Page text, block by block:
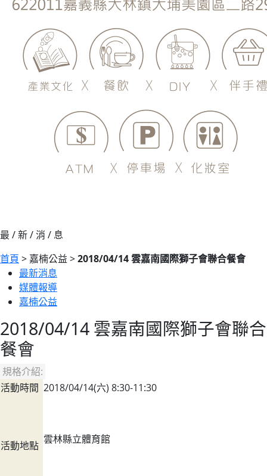
最 / 新 / 消 / 息
首頁 > 嘉楠公益 >2018/04/14 雲嘉南國際獅子會聯合餐會
最新消息
媒體報導
嘉楠公益
2018/04/14 雲嘉南國際獅子會聯合
餐會
規格介紹:
活動時間 2018/04/14(六) 8:30-11:30
活動地點 雲林縣立體育館